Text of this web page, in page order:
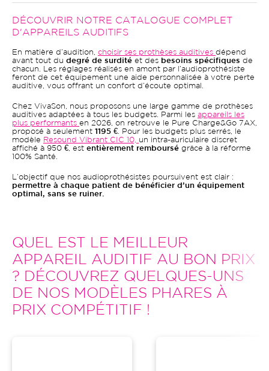
VivaSon ne signifie pas rogner sur la qualité. Nos modèles à 950 €
ou 995 € proviennent des leaders mondiaux de l'audiologie et
DÉCOUVRIR NOTRE CATALOGUE COMPLET
D'APPAREILS AUDITIFS
En matière d’audition, choisir ses prothèses auditives dépend
avant tout du degré de surdité et des besoins spécifiques de
chacun. Les réglages réalisés en amont par l’audioprothésiste
feront de cet équipement une aide personnalisée à votre perte
auditive, vous offrant un confort d’écoute optimal.
Chez VivaSon, nous proposons une large gamme de prothèses
auditives adaptées à tous les budgets. Parmi les appareils les
plus performants en 2026, on retrouve le Pure Charge&Go 7AX,
proposé à seulement 1195 €. Pour les budgets plus serrés, le
modèle
Resound Vibrant CIC 10, un intra-auriculaire discret
affiché à 950 €, est entièrement remboursé grâce à la réforme
100% Santé.
L’objectif que nos audioprothésistes poursuivent est clair :
permettre à chaque patient de bénéficier d’un équipement
optimal, sans se ruiner.
QUEL EST LE MEILLEUR
APPAREIL AUDITIF AU BON PRIX
? DÉCOUVREZ QUELQUES-UNS
DE NOS MODÈLES PHARES À
PRIX COMPÉTITIF !